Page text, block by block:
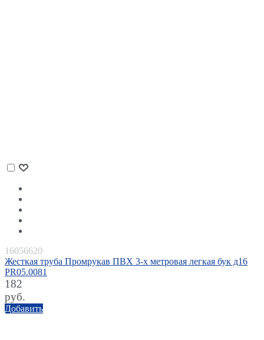
16056620
Жесткая труба Промрукав ПВХ 3-х метровая легкая бук д16
PR05.0081
182
руб.
Добавить